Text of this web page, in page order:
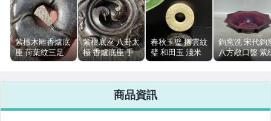
紫檀木雕香爐底
座 荷葉紋三足
手工圓雕 包漿自
紫檀底座 八卦太
極 香爐底座 手
工圓雕 木雕擺飾
整
春秋玉璧 捲雲紋
璧 和田玉 淺米
黃 扁平圓璧 浮
鈞窯洗 宋代鈞
八方敞口盤 紫
釉 造型規整 無
商品資訊